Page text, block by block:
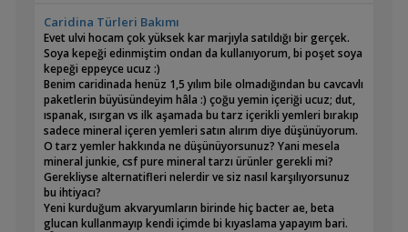
Caridina Türleri Bakımı
Evet ulvi hocam çok yüksek kar marjıyla satıldığı bir gerçek.
Soya kepeği edinmiştim ondan da kullanıyorum, bi poşet soya
kepeği eppeyce ucuz :)
Benim caridinada henüz 1,5 yılım bile olmadığından bu cavcavlı
paketlerin büyüsündeyim hâla :) çoğu yemin içeriği ucuz; dut,
ıspanak, ısırgan vs ilk aşamada bu tarz içerikli yemleri bırakıp
sadece mineral içeren yemleri satın alırım diye düşünüyorum.
O tarz yemler hakkında ne düşünüyorsunuz? Yani mesela
mineral junkie, csf pure mineral tarzı ürünler gerekli mi?
Gerekliyse alternatifleri nelerdir ve siz nasıl karşılıyorsunuz
bu ihtiyacı?
Yeni kurduğum akvaryumların birinde hiç bacter ae, beta
glucan kullanmayıp kendi içimde bi kıyaslama yapayım bari.